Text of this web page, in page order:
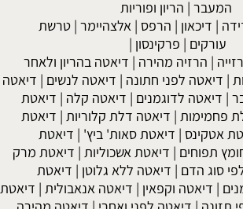
המעבר | הריון ופוריות
| דיכאון | הרפס | אלצהיימר |טרשת
עורקים | פרקינסון |
| הרזיה מהירה | דיאטה בהריון ולאחר
| דיאטה לפני חתונה | דיאטה לנשים | דיאטה
| דיאטה לדוגמנים | דיאטה קלה | דיאטת
פחמימות | דיאטה דלת קלוריות | דיאטת
אטקינס | דיאטת סאות' ביץ' | דיאטת
תפוחים | דיאטת אשכוליות | דיאטת מרק
סוג הדם | דיאטה ללא גלוטן | דיאטת
| דיאטה וקפאין | דיאטה אנאבולית | דיאטת